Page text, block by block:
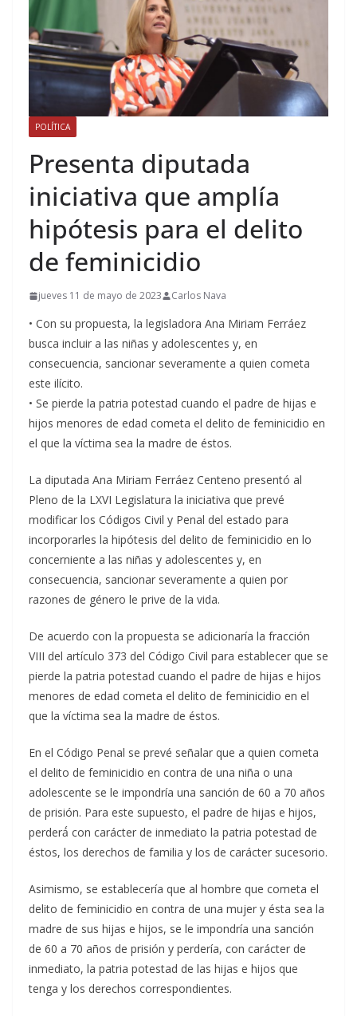
POLÍTICA
Presenta diputada
iniciativa que amplía
hipótesis para el delito
de feminicidio
jueves 11 de mayo de 2023 Carlos Nava
• Con su propuesta, la legisladora Ana Miriam Ferráez
busca incluir a las niñas y adolescentes y, en
consecuencia, sancionar severamente a quien cometa
este ilícito.
• Se pierde la patria potestad cuando el padre de hijas e
hijos menores de edad cometa el delito de feminicidio en
el que la víctima sea la madre de éstos.
La diputada Ana Miriam Ferráez Centeno presentó al
Pleno de la LXVI Legislatura la iniciativa que prevé
modificar los Códigos Civil y Penal del estado para
incorporarles la hipótesis del delito de feminicidio en lo
concerniente a las niñas y adolescentes y, en
consecuencia, sancionar severamente a quien por
razones de género le prive de la vida.
De acuerdo con la propuesta se adicionaría la fracción
VIII del artículo 373 del Código Civil para establecer que se
pierde la patria potestad cuando el padre de hijas e hijos
menores de edad cometa el delito de feminicidio en el
que la víctima sea la madre de éstos.
En el Código Penal se prevé señalar que a quien cometa
el delito de feminicidio en contra de una niña o una
adolescente se le impondría una sanción de 60 a 70 años
de prisión. Para este supuesto, el padre de hijas e hijos,
perderá́ con carácter de inmediato la patria potestad de
éstos, los derechos de familia y los de carácter sucesorio.
Asimismo, se establecería que al hombre que cometa el
delito de feminicidio en contra de una mujer y ésta sea la
madre de sus hijas e hijos, se le impondría una sanción
de 60 a 70 años de prisión y perdería, con carácter de
inmediato, la patria potestad de las hijas e hijos que
tenga y los derechos correspondientes.